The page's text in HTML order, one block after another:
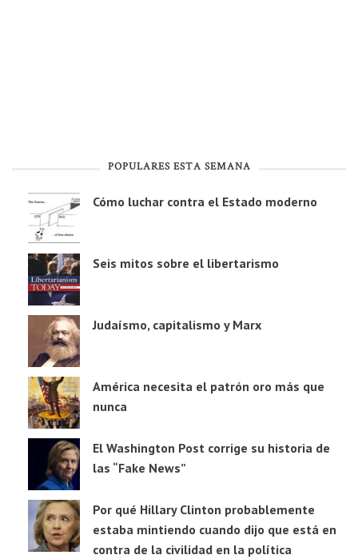
POPULARES ESTA SEMANA
Cómo luchar contra el Estado moderno
Seis mitos sobre el libertarismo
Judaísmo, capitalismo y Marx
América necesita el patrón oro más que
nunca
El Washington Post corrige su historia de
las “Fake News”
Por qué Hillary Clinton probablemente
estaba mintiendo cuando dijo que está en
contra de la civilidad en la política